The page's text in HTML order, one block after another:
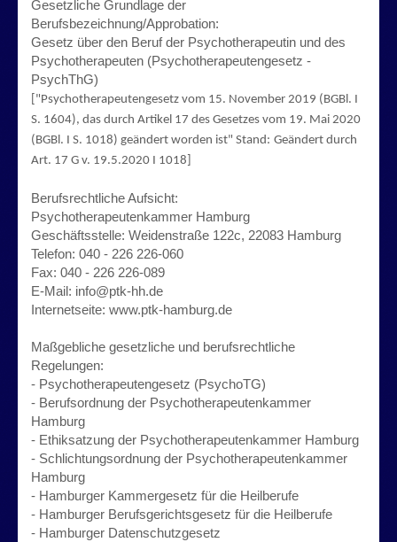
Gesetzliche Grundlage der
Berufsbezeichnung/Approbation:
Gesetz über den Beruf der Psychotherapeutin und des
Psychotherapeuten (Psychotherapeutengesetz -
PsychThG)
["Psychotherapeutengesetz vom 15. November 2019 (BGBl. I
S. 1604), das durch Artikel 17 des Gesetzes vom 19. Mai 2020
(BGBl. I S. 1018) geändert worden ist" Stand: Geändert durch
Art. 17 G v. 19.5.2020 I 1018]
Berufsrechtliche Aufsicht:
Psychotherapeutenkammer Hamburg
Geschäftsstelle: Weidenstraße 122c, 22083 Hamburg
Telefon: 040 - 226 226-060
Fax: 040 - 226 226-089
E-Mail: info@ptk-hh.de
Internetseite: www.ptk-hamburg.de
Maßgebliche gesetzliche und berufsrechtliche
Regelungen:
- Psychotherapeutengesetz (PsychoTG)
- Berufsordnung der Psychotherapeutenkammer
Hamburg
- Ethiksatzung der Psychotherapeutenkammer Hamburg
- Schlichtungsordnung der Psychotherapeutenkammer
Hamburg
- Hamburger Kammergesetz für die Heilberufe
- Hamburger Berufsgerichtsgesetz für die Heilberufe
- Hamburger Datenschutzgesetz